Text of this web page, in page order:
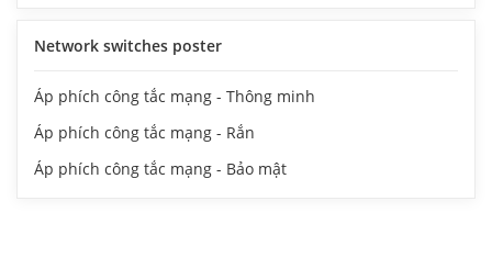
Network switches poster
Áp phích công tắc mạng - Thông minh
Áp phích công tắc mạng - Rắn
Áp phích công tắc mạng - Bảo mật